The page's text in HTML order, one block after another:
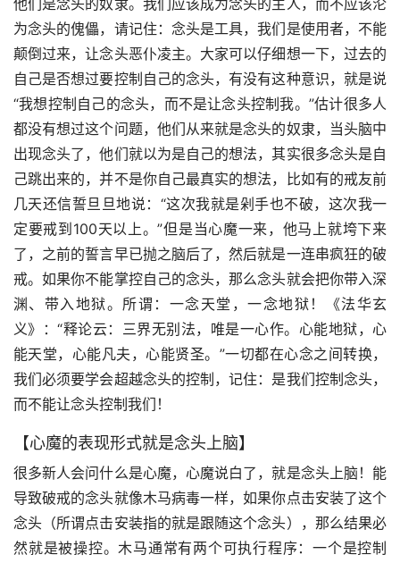
他们是念头的奴隶。我们应该成为念头的主人，而不应该沦
为念头的傀儡，请记住：念头是工具，我们是使用者，不能
颠倒过来，让念头恶仆凌主。大家可以仔细想一下，过去的
自己是否想过要控制自己的念头，有没有这种意识，就是说
“我想控制自己的念头，而不是让念头控制我。”估计很多人
都没有想过这个问题，他们从来就是念头的奴隶，当头脑中
出现念头了，他们就以为是自己的想法，其实很多念头是自
己跳出来的，并不是你自己最真实的想法，比如有的戒友前
几天还信誓旦旦地说：“这次我就是剁手也不破，这次我一
定要戒到100天以上。”但是当心魔一来，他马上就垮下来
了，之前的誓言早已抛之脑后了，然后就是一连串疯狂的破
戒。如果你不能掌控自己的念头，那么念头就会把你带入深
渊、带入地狱。所谓：一念天堂，一念地狱！《法华玄
义》：“释论云：三界无别法，唯是一心作。心能地狱，心
能天堂，心能凡夫，心能贤圣。”一切都在心念之间转换，
我们必须要学会超越念头的控制，记住：是我们控制念头，
而不能让念头控制我们！
【心魔的表现形式就是念头上脑】
很多新人会问什么是心魔，心魔说白了，就是念头上脑！能
导致破戒的念头就像木马病毒一样，如果你点击安装了这个
念头（所谓点击安装指的就是跟随这个念头），那么结果必
然就是被操控。木马通常有两个可执行程序：一个是控制